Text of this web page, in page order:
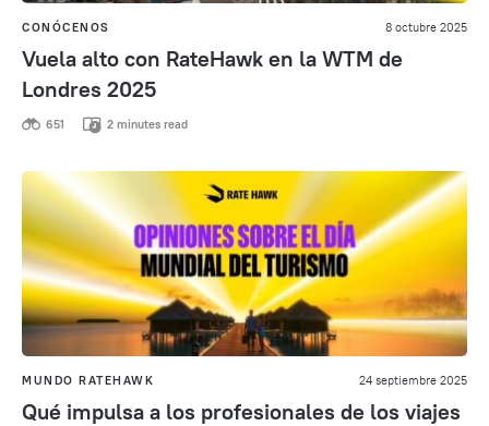
CONÓCENOS 8 octubre 2025
Vuela alto con RateHawk en la WTM de
Londres 2025
651 2 minutes read
MUNDO RATEHAWK 24 septiembre 2025
Qué impulsa a los profesionales de los viajes